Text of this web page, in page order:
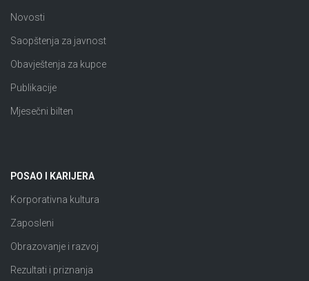
Novosti
Saopštenja za javnost
Obavještenja za kupce
Publikacije
Mjesečni bilten
POSAO I KARIJERA
Korporativna kultura
Zaposleni
Obrazovanje i razvoj
Rezultati i priznanja